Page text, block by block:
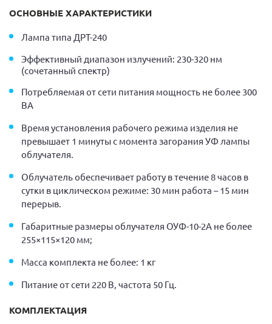
ОСНОВНЫЕ ХАРАКТЕРИСТИКИ
Лампа типа ДРТ-240
Эффективный диапазон излучений: 230-320 нм
(сочетанный спектр)
Потребляемая от сети питания мощность не более 300
ВА
Время установления рабочего режима изделия не
превышает 1 минуты с момента загорания УФ лампы
облучателя.
Облучатель обеспечивает работу в течение 8 часов в
сутки в циклическом режиме: 30 мин работа – 15 мин
перерыв.
Габаритные размеры облучателя ОУФ-10-2А не более
255×115×120 мм;
Масса комплекта не более: 1 кг
Питание от сети 220 В, частота 50 Гц.
КОМПЛЕКТАЦИЯ